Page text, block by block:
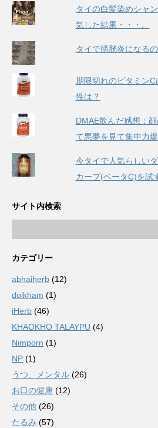
タイの白髪染めシャ
気した結果・・・。
タイで膀胱炎になる
期限切れのビタミン
性は？
DMAE飲んだ感想：
て悪夢を見て集中力
今タイで人気らしい
カーブ(ベータC)を試
サイト内検索
カテゴリー
abhaiherb (12)
doikham (1)
iHerb (46)
KHAOKHO TALAYPU (4)
Nimporn (1)
NP (1)
うつ、メンタル (26)
お口の健康 (12)
その他 (26)
たるみ (57)